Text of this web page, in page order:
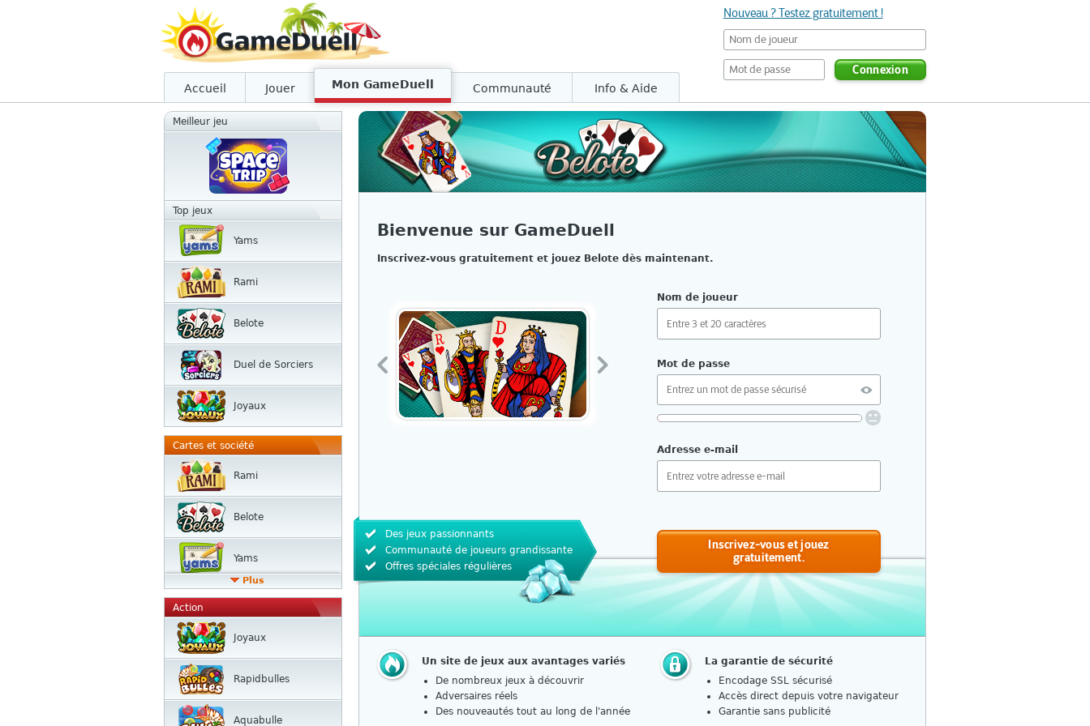
Nouveau ? Testez gratuitement !
Connexion
Accueil Jouer Mon GameDuell Communauté Info & Aide
Meilleur jeu
Top jeux
Yams
Rami
Belote
Duel de Sorciers
Joyaux
Cartes et société
Rami
Belote
Yams
Plus
Action
Joyaux
Rapidbulles
Aquabulle
Bienvenue sur GameDuell
Inscrivez-vous gratuitement et jouez Belote dès maintenant.
Nom de joueur
Mot de passe
Exigences :
Chiffres et caractères spéciaux
Comment choisir un mot de passe sécurisé ?
Adresse e-mail
Inscrivez-vous et jouez
gratuitement.
Des jeux passionnants
Communauté de joueurs grandissante
Offres spéciales régulières
Un site de jeux aux avantages variés
De nombreux jeux à découvrir
Adversaires réels
Des nouveautés tout au long de l'année
La garantie de sécurité
Encodage SSL sécurisé
Accès direct depuis votre navigateur
Garantie sans publicité